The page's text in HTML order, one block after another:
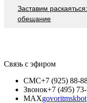
Заставим
обещание
Связь с эфиром
СМС+7 (925) 88-
Звонок+7 (495)
MAXgovoritmskbot